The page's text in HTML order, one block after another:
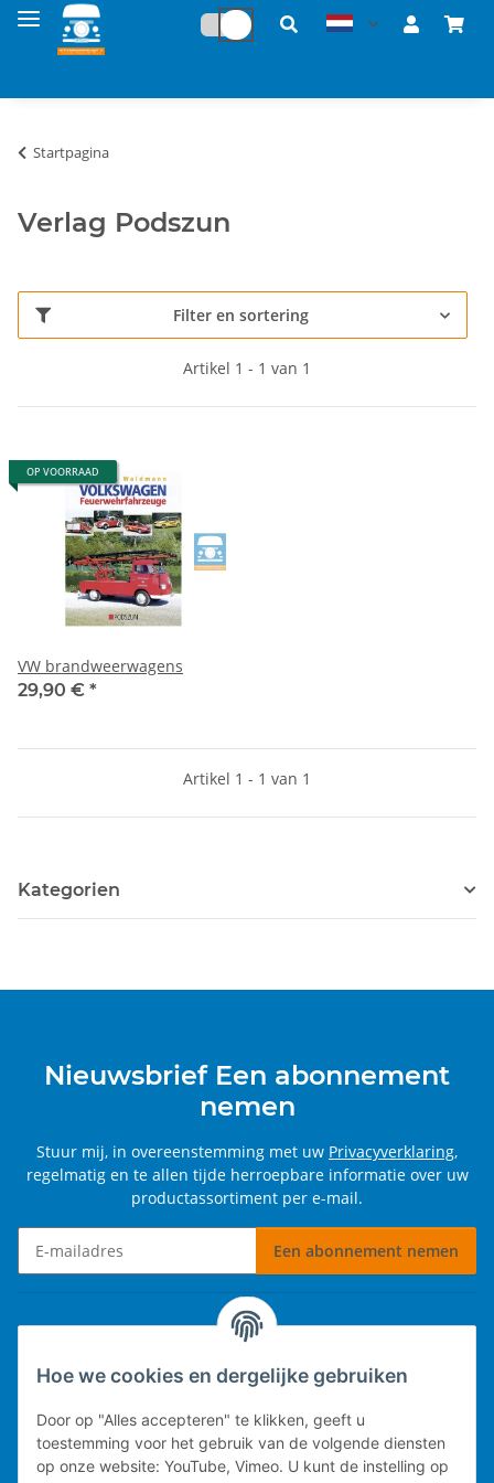
Hoe we cookies en dergelijke gebruiken
Door op "Alles accepteren" te klikken, geeft u
toestemming voor het gebruik van de volgende diensten
op onze website: YouTube, Vimeo. U kunt de instelling op
Startpagina
Verlag Podszun
Filter en sortering
Artikel 1 - 1 van 1
OP VOORRAAD
VW brandweerwagens
29,90 € *
Artikel 1 - 1 van 1
Kategorien
Nieuwsbrief Een abonnement
nemen
Stuur mij, in overeenstemming met uw Privacyverklaring,
regelmatig en te allen tijde herroepbare informatie over uw
productassortiment per e-mail.
Een abonnement nemen
Informatie